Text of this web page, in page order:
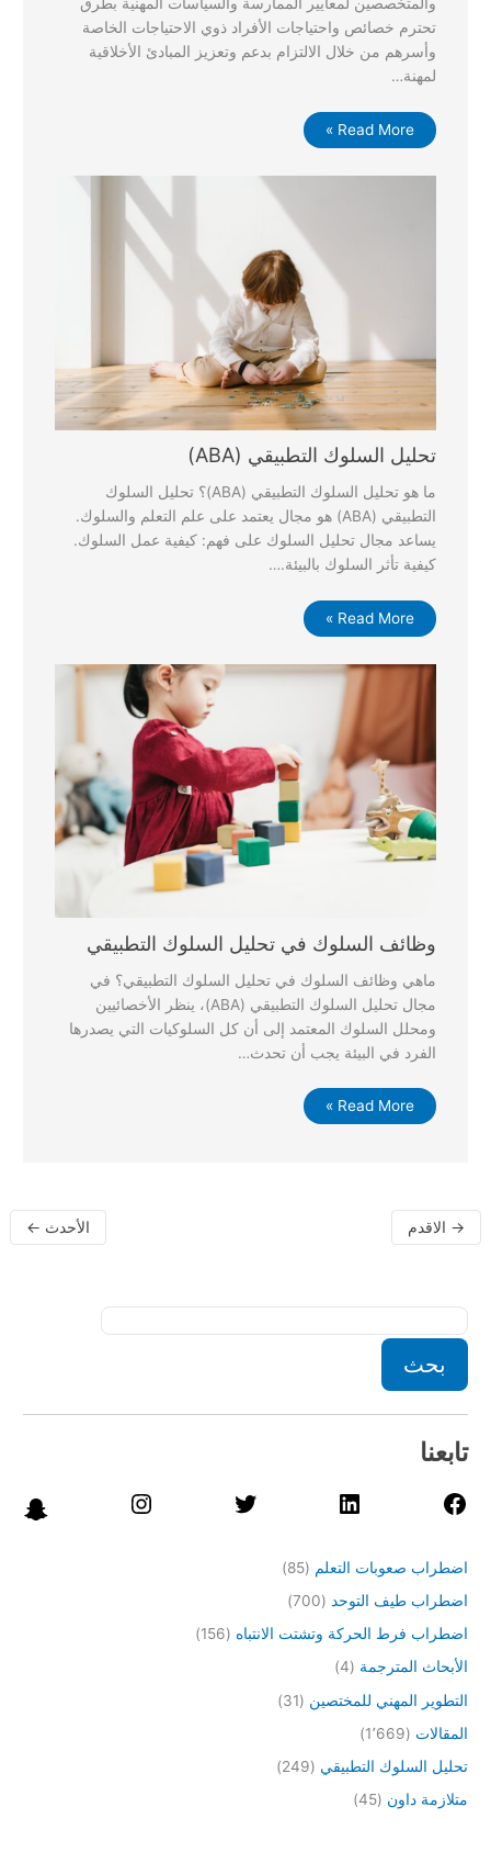
والمتخصصين لمعايير الممارسة والسياسات المهنية بطرق
تحترم خصائص واحتياجات الأفراد ذوي الاحتياجات الخاصة
وأسرهم من خلال الالتزام بدعم وتعزيز المبادئ الأخلاقية
لمهنة…
Read More »
تحليل السلوك التطبيقي (ABA)
ما هو تحليل السلوك التطبيقي (ABA)؟ تحليل السلوك
التطبيقي (ABA) هو مجال يعتمد على علم التعلم والسلوك.
يساعد مجال تحليل السلوك على فهم: كيفية عمل السلوك.
كيفية تأثر السلوك بالبيئة.…
Read More »
وظائف السلوك في تحليل السلوك التطبيقي
ماهي وظائف السلوك في تحليل السلوك التطبيقي؟ في
مجال تحليل السلوك التطبيقي (ABA)، ينظر الأخصائيين
ومحلل السلوك المعتمد إلى أن كل السلوكيات التي يصدرها
الفرد في البيئة يجب أن تحدث…
Read More »
→ الاقدم الأحدث ←
بحث
تابعنا
اضطراب صعوبات التعلم (85)
اضطراب طيف التوحد (700)
اضطراب فرط الحركة وتشتت الانتباه (156)
الأبحاث المترجمة (4)
التطوير المهني للمختصين (31)
المقالات (1٬669)
تحليل السلوك التطبيقي (249)
متلازمة داون (45)